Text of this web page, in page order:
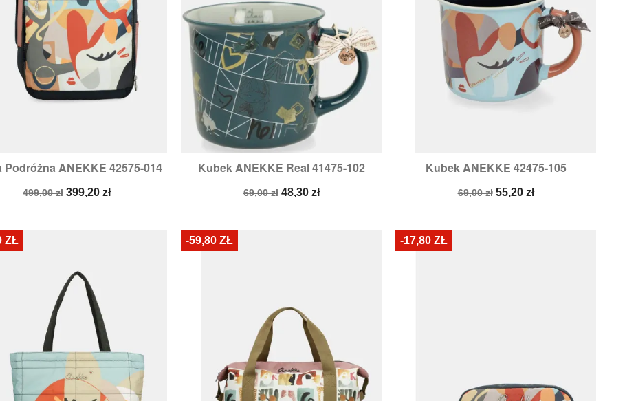
Podróżna ANEKKE 42575-014
Cena
499,00 zł Cena
399,20 zł
Szybki podgląd Kubek ANEKKE Real 41475-102
Cena
69,00 zł Cena
48,30 zł
 Szybki podgląd Kubek ANEKKE 42475-105
Cena
69,00 zł Cena
55,20 zł
Szybki podgląd
ZŁ -59,80 ZŁ -17,80 ZŁ